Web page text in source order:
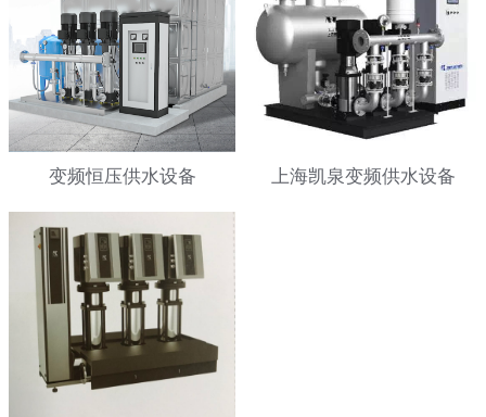
变频恒压供水设备 上海凯泉变频供水设备